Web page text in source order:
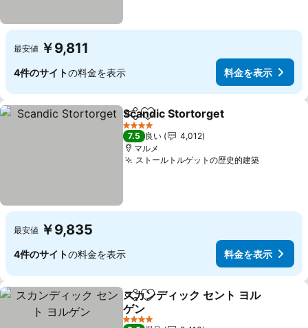
最安値 ￥9,811
4件のサイトの料金を表示 料金を表示
シェアお気に入りに追加
Scandic Stortorget
4 ホテルのランク
7.5 良い
4,012
マルメ
ストールトルゲットの歴史的建築
最安値 ￥9,835
4件のサイトの料金を表示 料金を表示
シェアお気に入りに追加
スカンディック セント ヨル
ゲン
4 ホテルのランク